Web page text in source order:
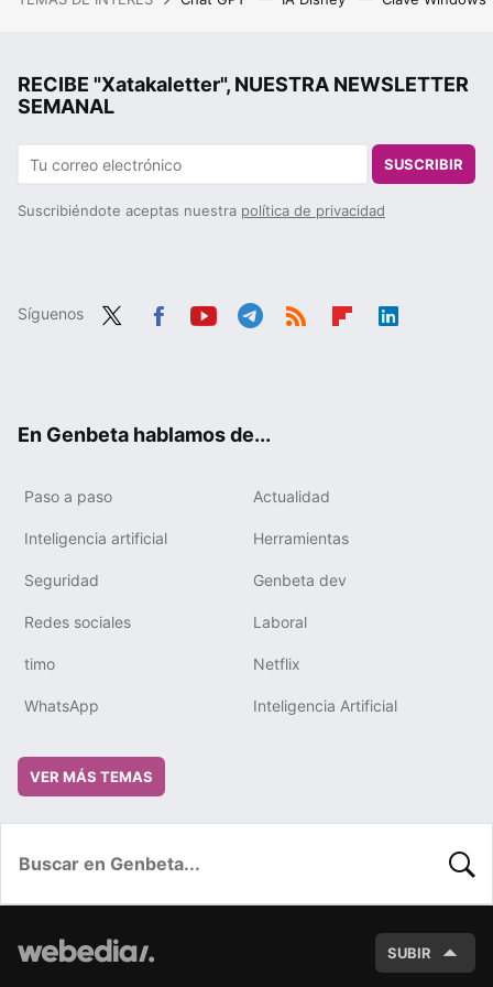
RECIBE "Xatakaletter", NUESTRA NEWSLETTER
SEMANAL
SUSCRIBIR
Suscribiéndote aceptas nuestra política de privacidad
Síguenos
En Genbeta hablamos de...
Paso a paso Actualidad
Inteligencia artificial Herramientas
Seguridad Genbeta dev
Redes sociales Laboral
timo Netflix
WhatsApp Inteligencia Artificial
VER MÁS TEMAS
SUBIR